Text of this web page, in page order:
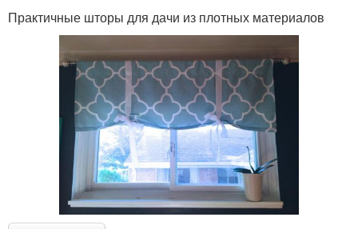
Практичные шторы для дачи из плотных материалов